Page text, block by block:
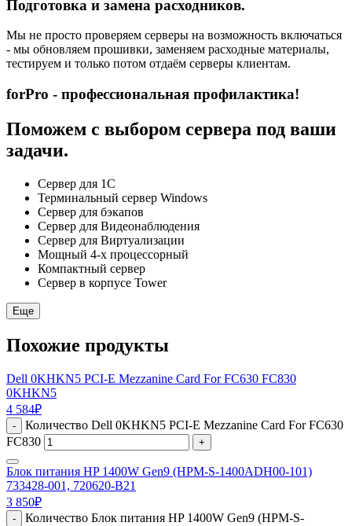
Подготовка и замена расходников.
Мы не просто проверяем серверы на возможность включаться
- мы обновляем прошивки, заменяем расходные материалы,
тестируем и только потом отдаём серверы клиентам.
forPro - профессиональная профилактика!
Поможем с выбором сервера под ваши
задачи.
Сервер для 1С
Терминальный сервер Windows
Сервер для бэкапов
Сервер для Видеонаблюдения
Сервер для Виртуализации
Мощный 4-х процессорный
Компактный сервер
Сервер в корпусе Tower
Еще
Похожие продукты
Dell 0KHKN5 PCI-E Mezzanine Card For FC630 FC830
0KHKN5
4 584₽
-
Количество Dell 0KHKN5 PCI-E Mezzanine Card For FC630
FC830
+
Блок питания HP 1400W Gen9 (HPM-S-1400ADH00-101)
733428-001, 720620-B21
3 850₽
-
Количество Блок питания HP 1400W Gen9 (HPM-S-